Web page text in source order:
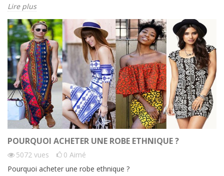
Lire plus
POURQUOI ACHETER UNE ROBE ETHNIQUE ?
5072 vues 0 Aimé
Pourquoi acheter une robe ethnique ?